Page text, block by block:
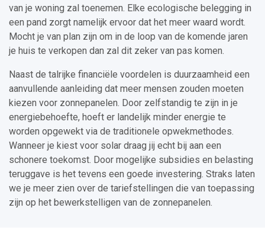
van je woning zal toenemen. Elke ecologische belegging in
een pand zorgt namelijk ervoor dat het meer waard wordt.
Mocht je van plan zijn om in de loop van de komende jaren
je huis te verkopen dan zal dit zeker van pas komen.
Naast de talrijke financiële voordelen is duurzaamheid een
aanvullende aanleiding dat meer mensen zouden moeten
kiezen voor zonnepanelen. Door zelfstandig te zijn in je
energiebehoefte, hoeft er landelijk minder energie te
worden opgewekt via de traditionele opwekmethodes.
Wanneer je kiest voor solar draag jij echt bij aan een
schonere toekomst. Door mogelijke subsidies en belasting
teruggave is het tevens een goede investering. Straks laten
we je meer zien over de tariefstellingen die van toepassing
zijn op het bewerkstelligen van de zonnepanelen.